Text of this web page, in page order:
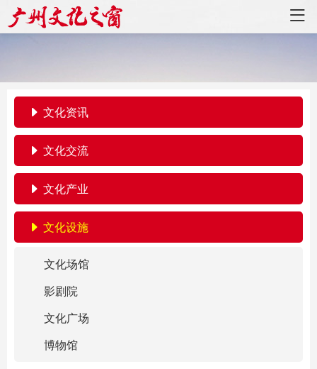
文化资讯
文化交流
文化产业
文化设施
文化场馆
影剧院
文化广场
博物馆